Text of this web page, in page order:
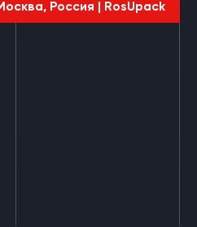
Россия | RosUpack
ПРОЕКТА